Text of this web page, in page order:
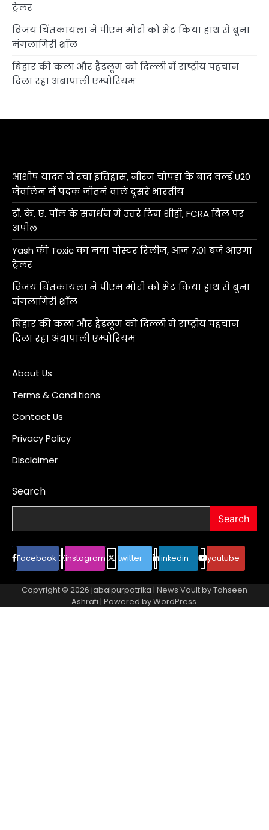
ट्रेलर
विजय चिंतकायला ने पीएम मोदी को भेंट किया हाथ से बुना
मंगलागिरी शॉल
बिहार की कला और हैंडलूम को दिल्ली में राष्ट्रीय पहचान
दिला रहा अंबापाली एम्पोरियम
आशीष यादव ने रचा इतिहास, नीरज चोपड़ा के बाद वर्ल्ड U20
जैवलिन में पदक जीतने वाले दूसरे भारतीय
डॉ. के. ए. पॉल के समर्थन में उतरे टिम शीही, FCRA बिल पर
अपील
Yash की Toxic का नया पोस्टर रिलीज, आज 7:01 बजे आएगा
ट्रेलर
विजय चिंतकायला ने पीएम मोदी को भेंट किया हाथ से बुना
मंगलागिरी शॉल
बिहार की कला और हैंडलूम को दिल्ली में राष्ट्रीय पहचान
दिला रहा अंबापाली एम्पोरियम
About Us
Terms & Conditions
Contact Us
Privacy Policy
Disclaimer
Search
Search
Facebook instagram twitter linkedin youtube
Copyright © 2026 jabalpurpatrika | News Vault byTahseen
Ashrafi | Powered byWordPress.